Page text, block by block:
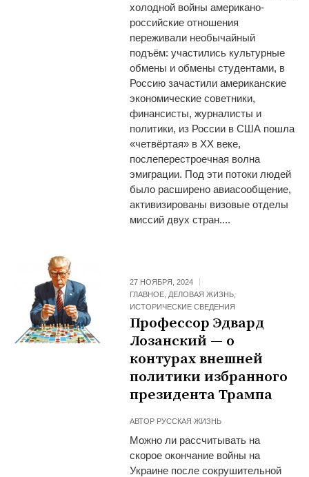
холодной войны американо-
российские отношения
переживали необычайный
подъём: участились культурные
обмены и обмены студентами, в
Россию зачастили американские
экономические советники,
финансисты, журналисты и
политики, из России в США пошла
«четвёртая» в ХХ веке,
послеперестроечная волна
эмиграции. Под эти потоки людей
было расширено авиасообщение,
активизированы визовые отделы
миссий двух стран....
27 НОЯБРЯ, 2024
ГЛАВНОЕ ДЕЛОВАЯ ЖИЗНЬ
ИСТОРИЧЕСКИЕ СВЕДЕНИЯ
Профессор Эдвард
Лозанский — о
контурах внешней
политики избранного
президента Трампа
АВТОР РУССКАЯ ЖИЗНЬ
Можно ли рассчитывать на
скорое окончание войны на
Украине после сокрушительной